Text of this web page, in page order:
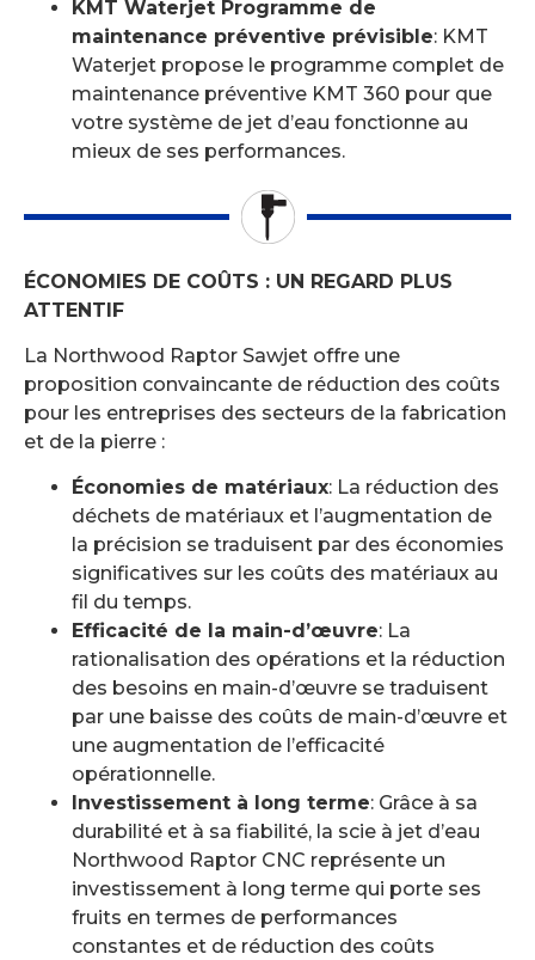
KMT Waterjet Programme de
maintenance préventive prévisible: KMT
Waterjet propose le programme complet de
maintenance préventive KMT 360 pour que
votre système de jet d’eau fonctionne au
mieux de ses performances.
ÉCONOMIES DE COÛTS : UN REGARD PLUS
ATTENTIF
La Northwood Raptor Sawjet offre une
proposition convaincante de réduction des coûts
pour les entreprises des secteurs de la fabrication
et de la pierre :
Économies de matériaux: La réduction des
déchets de matériaux et l’augmentation de
la précision se traduisent par des économies
significatives sur les coûts des matériaux au
fil du temps.
Efficacité de la main-d’œuvre: La
rationalisation des opérations et la réduction
des besoins en main-d’œuvre se traduisent
par une baisse des coûts de main-d’œuvre et
une augmentation de l’efficacité
opérationnelle.
Investissement à long terme: Grâce à sa
durabilité et à sa fiabilité, la scie à jet d’eau
Northwood Raptor CNC représente un
investissement à long terme qui porte ses
fruits en termes de performances
constantes et de réduction des coûts